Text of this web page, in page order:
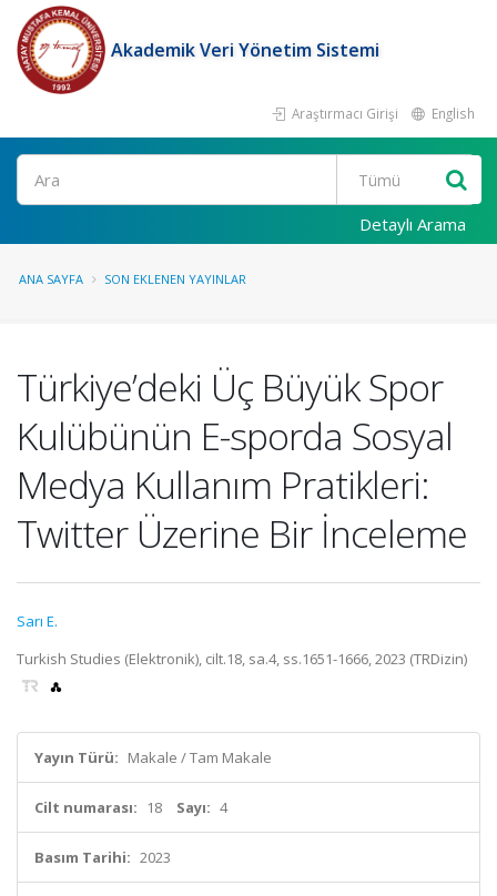
Akademik Veri Yönetim Sistemi
Araştırmacı Girişi English
Ara
Detaylı Arama
ANA SAYFA SON EKLENEN YAYINLAR
Türkiye’deki Üç Büyük Spor
Kulübünün E-sporda Sosyal
Medya Kullanım Pratikleri:
Twitter Üzerine Bir İnceleme
Sarı E.
Turkish Studies (Elektronik), cilt.18, sa.4, ss.1651-1666, 2023 (TRDizin)
Yayın Türü: Makale / Tam Makale
Cilt numarası: 18 Sayı: 4
Basım Tarihi: 2023